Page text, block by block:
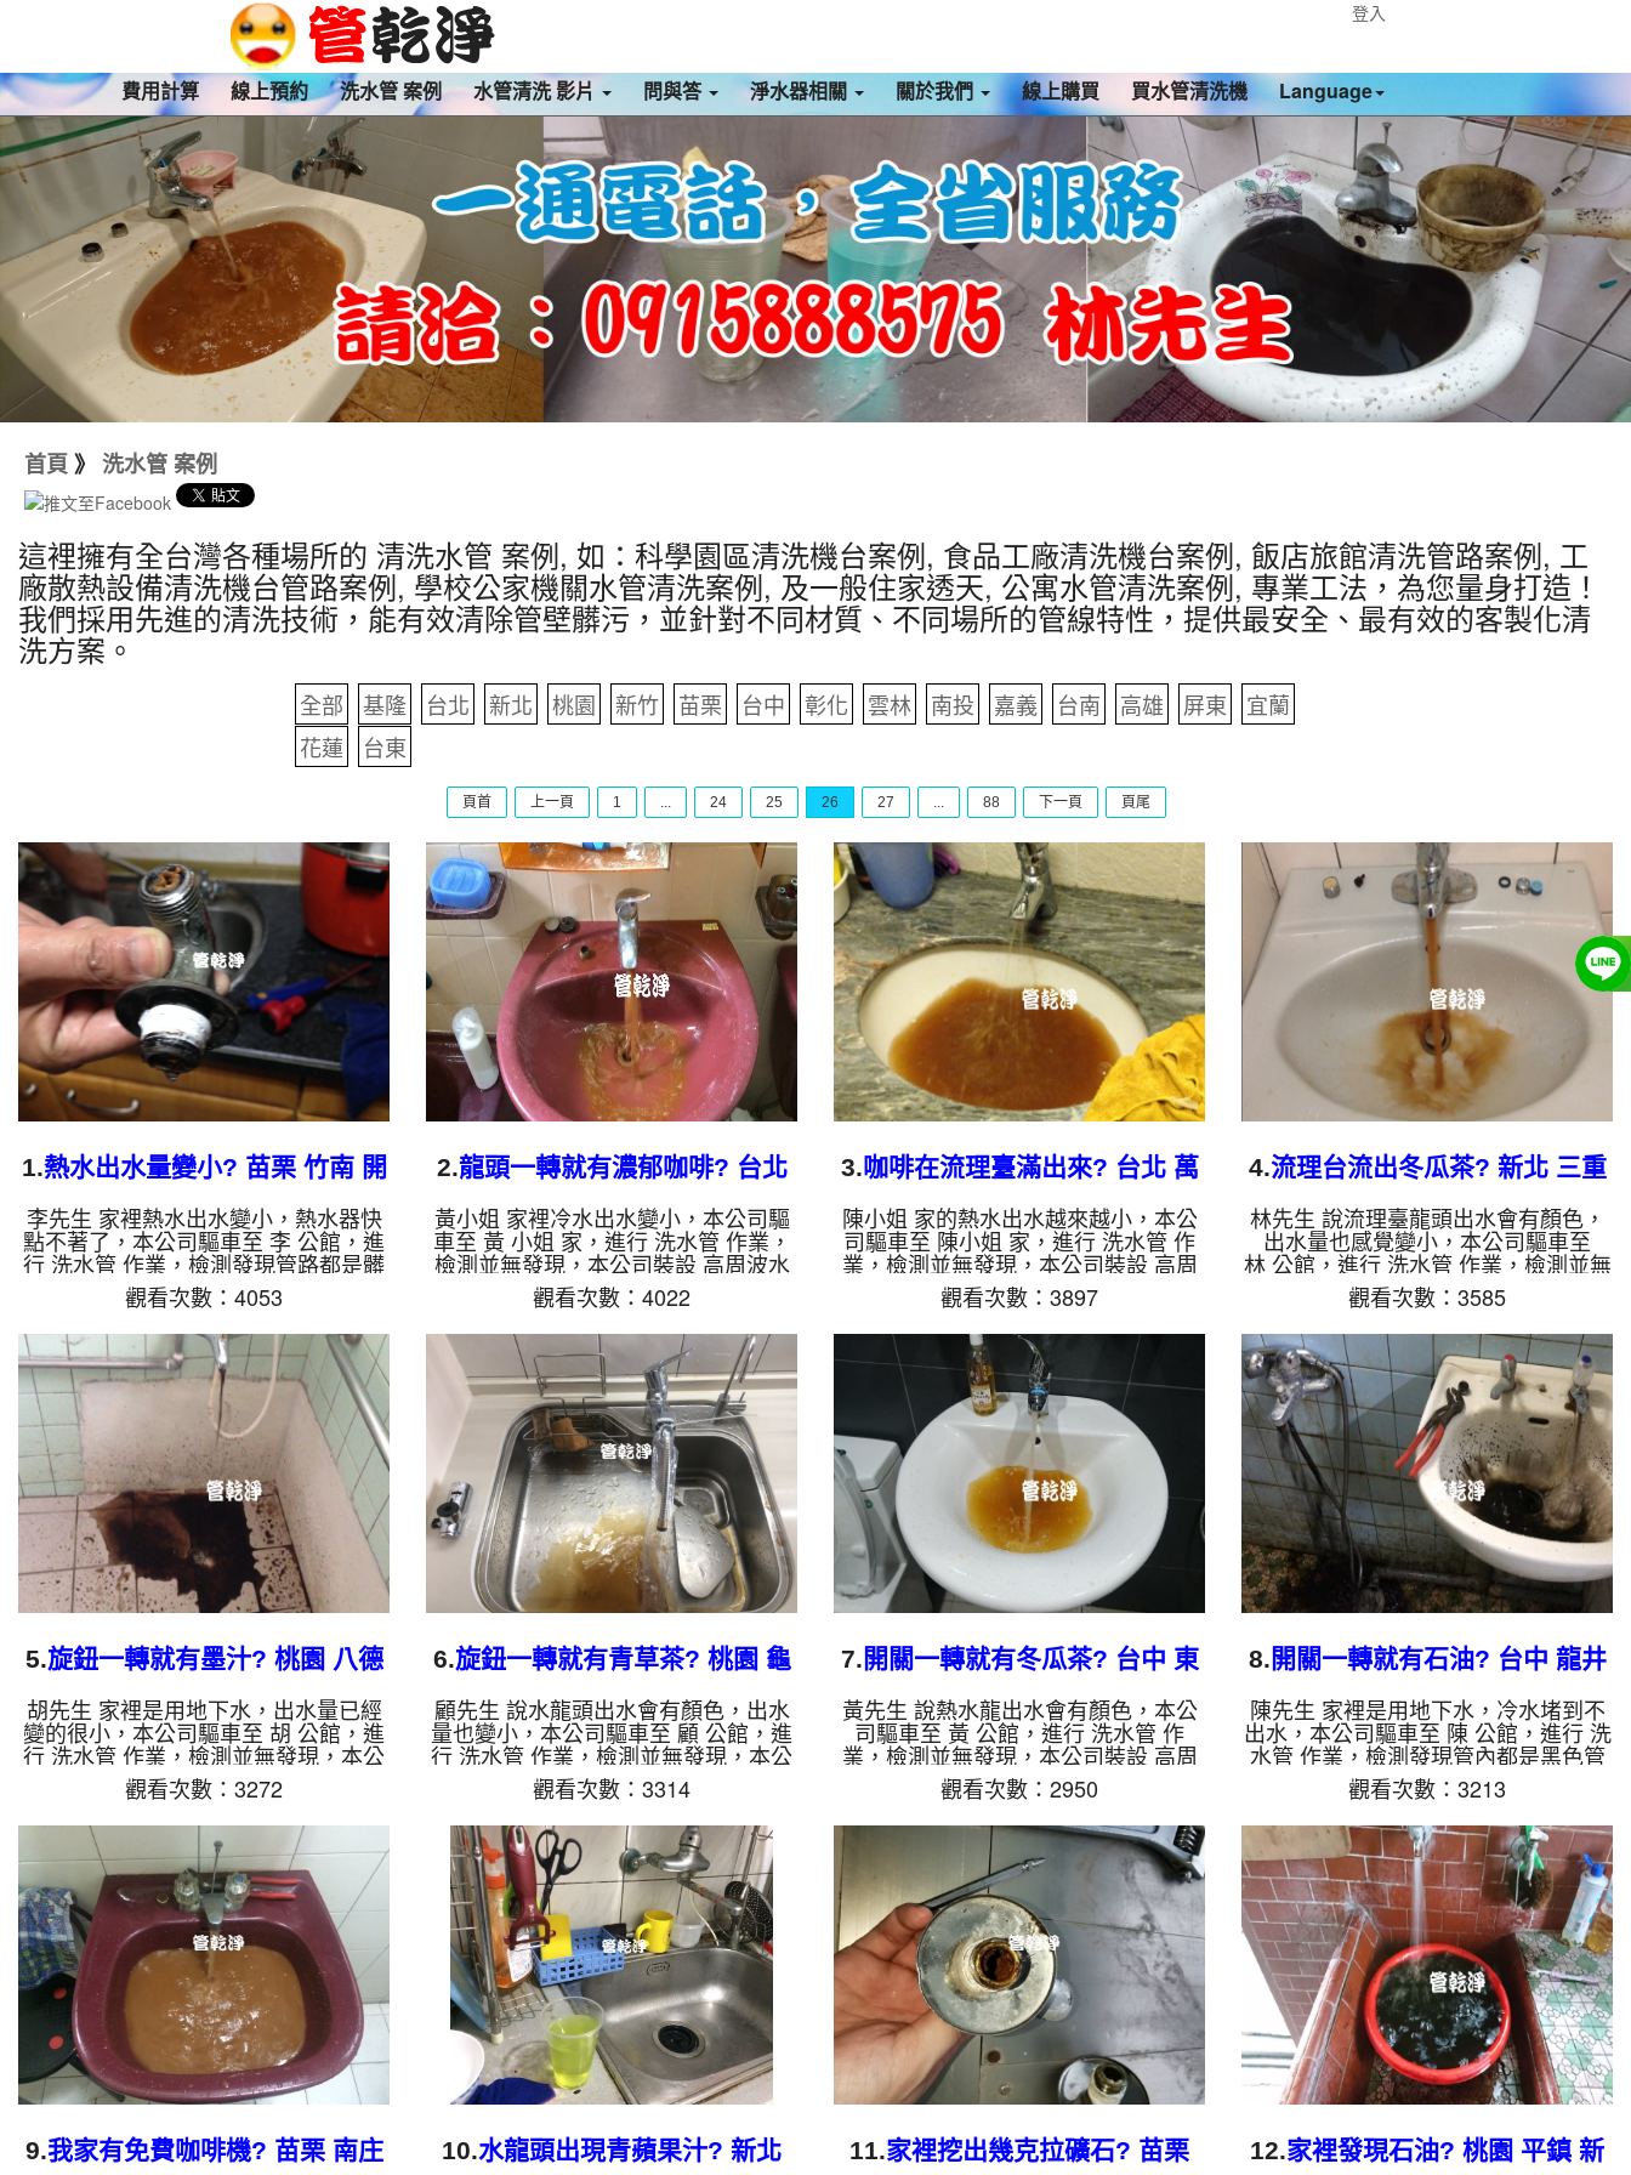
登入
費用計算 線上預約 洗水管 案例 水管清洗 影片 問與答 淨水器相關 關於我們 線上購買 買水管清洗機 Language
首頁 》 洗水管 案例
這裡擁有全台灣各種場所的 清洗水管 案例, 如：科學園區清洗機台案例, 食品工廠清洗機台案例, 飯店旅館清洗管路案例, 工
廠散熱設備清洗機台管路案例, 學校公家機關水管清洗案例, 及一般住家透天, 公寓水管清洗案例, 專業工法，為您量身打造！
我們採用先進的清洗技術，能有效清除管壁髒污，並針對不同材質、不同場所的管線特性，提供最安全、最有效的客製化清
洗方案。
全部 基隆 台北 新北 桃園 新竹 苗栗 台中 彰化 雲林 南投 嘉義 台南 高雄 屏東
宜蘭
花蓮
台東
頁首 上一頁 1 ... 24 25 26 27 ... 88 下一頁 頁尾
1.熱水出水量變小? 苗栗 竹南 開
元路 水管清洗
李先生 家裡熱水出水變小，熱水器快
點不著了，本公司驅車至 李 公館，進
行 洗水管 作業，檢測發現管路都是髒
東西，本公司裝設 高周波水管清洗
機，灌入 檸檬酸 至水管，等了約15
分，開啟 水管清洗機 ，啟動 螺旋
波 模式，一開始就洗出髒水，源源不
絕，兩個多小時後，熱水出水量恢復熱
水器也正常動作了。 如是自來水，如
水管老化，會產生鐵鏽跟泥沙堆積，洗
出來的水就會是咖啡色，地下水含有氧
化錳，管壁上會結成黑色管垢，洗出來
的水會跟石油一樣黑，有些洗出綠色的
水，是因為裡面有銅的物質，生鏽產生
銅綠，如是藍色...
觀看次數：4053
2.龍頭一轉就有濃郁咖啡? 台北
中山區 龍江路 洗水管
黃小姐 家裡冷水出水變小，本公司驅
車至 黃 小姐 家，進行 洗水管 作業，
檢測並無發現，本公司裝設 高周波水
管清洗機，灌入 檸檬酸 至水管，等了
約15分，開啟 水管清洗機 ，啟動 螺旋
波 模式，一開始就洗出濃郁的咖啡液
體，源源不絕，看起來很噁心，兩個多
小時後，出水量恢復了。 如是自來
水，如水管老化，會產生鐵鏽跟泥沙堆
積，洗出來的水就會是咖啡色，地下水
含有氧化錳，管壁上會結成黑色管垢，
洗出來的水會跟石油一樣黑，有些洗出
綠色的水，是因為裡面有銅的物質，生
鏽產生銅綠，如是藍色的水，是因為水
龍頭合...
觀看次數：4022
3.咖啡在流理臺滿出來? 台北 萬
華 萬大路 清洗水管
陳小姐 家的熱水出水越來越小，本公
司驅車至 陳小姐 家，進行 洗水管 作
業，檢測並無發現，本公司裝設 高周
波水管清洗機，灌入 檸檬酸 至水管，
等了約15分，開啟 水管清洗機 ，啟動
螺旋波 模式，一開始就洗出棕色髒
水，像是咖啡在流理臺滿出來，兩個多
小時後，熱水出水量恢復了。 如是自
來水，如水管老化，會產生鐵鏽跟泥沙
堆積，洗出來的水就會是咖啡色，地下
水含有氧化錳，管壁上會結成黑色管
垢，洗出來的水會跟石油一樣黑，有些
洗出綠色的水，是因為裡面有銅的物
質，生鏽產生銅綠，如是藍色的水，是
因為水龍頭合...
觀看次數：3897
4.流理台流出冬瓜茶? 新北 三重
長榮路 水管清洗
林先生 說流理臺龍頭出水會有顏色，
出水量也感覺變小，本公司驅車至
林 公館，進行 洗水管 作業，檢測並無
發現，本公司裝設 高周波水管清洗
機，灌入 檸檬酸 至水管，等了約15
分，開啟 水管清洗機 ，啟動 螺旋
波 模式，一開始就流出黃髒水，突然
變成棕色髒水，看起來像是冬瓜茶，兩
個多小時後，出水乾淨出水量也變大
了。 如是自來水，如水管老化，會產
生鐵鏽跟泥沙堆積，洗出來的水就會是
咖啡色，地下水含有氧化錳，管壁上會
結成黑色管垢，洗出來的水會跟石油一
樣黑，有些洗出綠色的水，是因為裡面
有銅的物質，生鏽產...
觀看次數：3585
5.旋鈕一轉就有墨汁? 桃園 八德
桃鶯路 洗水管
胡先生 家裡是用地下水，出水量已經
變的很小，本公司驅車至 胡 公館，進
行 洗水管 作業，檢測並無發現，本公
司裝設 高周波水管清洗機，灌入 檸檬
酸 至水管，等了約15分，開啟 水管清
洗機 ，啟動 螺旋波 模式，一開始就流
出黑色髒水，源源不絕，看起來像是墨
汁，四個多小時後，出水量恢復了。
如是自來水，如水管老化，會產生鐵鏽
跟泥沙堆積，洗出來的水就會是咖啡
色，地下水含有氧化錳，管壁上會結成
黑色管垢，洗出來的水會跟石油一樣
黑，有些洗出綠色的水，是因為裡面有
銅的物質，生鏽產生銅綠，如是藍色的
水，是因...
觀看次數：3272
6.旋鈕一轉就有青草茶? 桃園 龜
山 文桃路 清洗水管
顧先生 說水龍頭出水會有顏色，出水
量也變小，本公司驅車至 顧 公館，進
行 洗水管 作業，檢測並無發現，本公
司裝設 高周波水管清洗機，灌入 檸檬
酸 至水管，等了約15分，開啟 水管清
洗機 ，啟動 螺旋波 模式，一開始就流
出髒水，越洗就越髒，看起來像是青草
茶，三個多小時後，出水乾淨出水量也
變大了。 如是自來水，如水管老化，
會產生鐵鏽跟泥沙堆積，洗出來的水就
會是咖啡色，地下水含有氧化錳，管壁
上會結成黑色管垢，洗出來的水會跟石
油一樣黑，有些洗出綠色的水，是因為
裡面有銅的物質，生鏽產生銅綠，如是
藍色...
觀看次數：3314
7. 開關一轉就有冬瓜茶? 台中 東
區 進德路 水管清洗
黃先生 說熱水龍出水會有顏色，本公
司驅車至 黃 公館，進行 洗水管 作
業，檢測並無發現，本公司裝設 高周
波水管清洗機，灌入 檸檬酸 至水管，
等了約15分，開啟 水管清洗機 ，啟動
螺旋波 模式，一開始就流出像是冬瓜
茶的液體，源源不絕，兩個多小時後，
出水乾淨出水量也變大了。 如是自來
水，如水管老化，會產生鐵鏽跟泥沙堆
積，洗出來的水就會是咖啡色，地下水
含有氧化錳，管壁上會結成黑色管垢，
洗出來的水會跟石油一樣黑，有些洗出
綠色的水，是因為裡面有銅的物質，生
鏽產生銅綠，如是藍色的水，是因為水
龍頭合金...
觀看次數：2950
8. 開關一轉就有石油? 台中 龍井
自強路 洗水管
陳先生 家裡是用地下水，冷水堵到不
出水，本公司驅車至 陳 公館，進行 洗
水管 作業，檢測發現管內都是黑色管
垢，本公司裝設 高周波水管清洗機，
灌入 檸檬酸 至水管，等了約15分，開
啟 水管清洗機 ，啟動 螺旋波 模式，
開關一轉就噴出黑色髒水，越洗就越誇
張，跟石油一樣，四個多小時後，出水
量恢復正常了。 如是自來水，如水管
老化，會產生鐵鏽跟泥沙堆積，洗出來
的水就會是咖啡色，地下水含有氧化
錳，管壁上會結成黑色管垢，洗出來的
水會跟石油一樣黑，有些洗出綠色的
水，是因為裡面有銅的物質，生鏽產生
銅綠，如是...
觀看次數：3213
9.我家有免費咖啡機? 苗栗 南庄 10.水龍頭出現青蘋果汁? 新北 11.家裡挖出幾克拉礦石? 苗栗 12.家裡發現石油? 桃園 平鎮 新